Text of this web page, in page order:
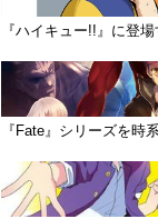
『ハイキュー!!』に登
『Fate』シリーズを時